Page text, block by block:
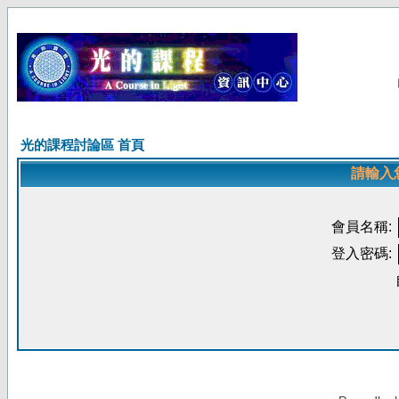
光的課程討論區 首頁
請輸入
會員名稱:
登入密碼: